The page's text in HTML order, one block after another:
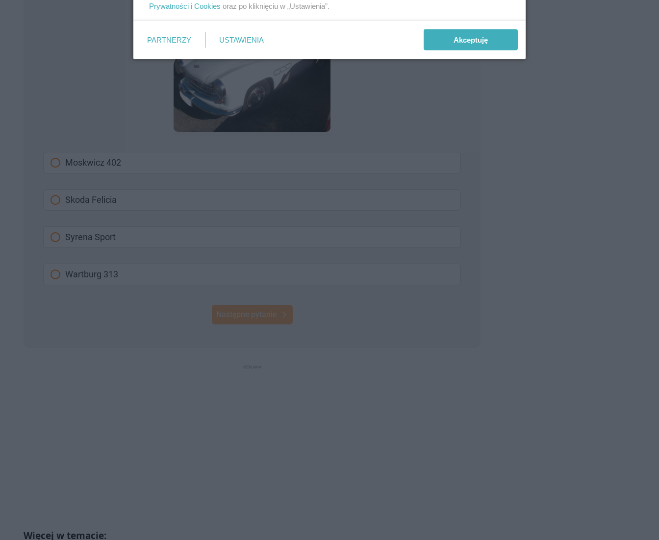
Moskwicz 402
Skoda Felicia
Syrena Sport
Wartburg 313
Następne pytanie
Prywatności i Cookies oraz po kliknięciu w „Ustawienia”.
PARTNERZY USTAWIENIA Akceptuję